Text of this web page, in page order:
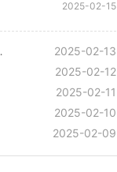
场上脱颖而出。这种涂料
2025-02-15
案
2025-02-13
2025-02-12
2025-02-11
2025-02-10
2025-02-09